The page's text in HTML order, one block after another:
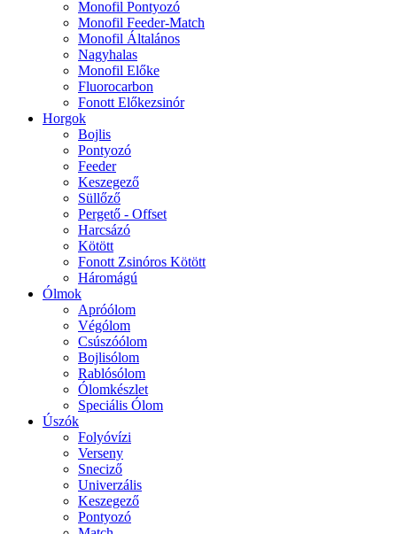
Monofil Pontyozó
Monofil Feeder-Match
Monofil Általános
Nagyhalas
Monofil Előke
Fluorocarbon
Fonott Előkezsinór
Horgok
Bojlis
Pontyozó
Feeder
Keszegező
Süllőző
Pergető - Offset
Harcsázó
Kötött
Fonott Zsinóros Kötött
Háromágú
Ólmok
Apróólom
Végólom
Csúszóólom
Bojlisólom
Rablósólom
Ólomkészlet
Speciális Ólom
Úszók
Folyóvízi
Verseny
Sneciző
Univerzális
Keszegező
Pontyozó